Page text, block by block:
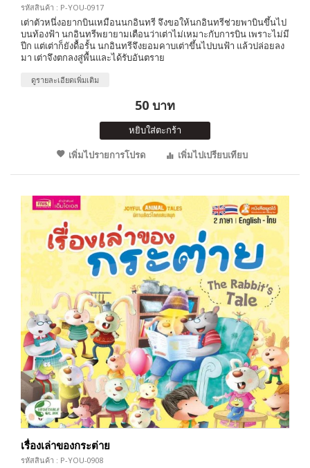
รหัสสินค้า : P-YOU-0917
เต่าตัวหนึ่งอยากบินเหมือนนกอินทรี จึงขอให้นกอินทรีช่วยพาบินขึ้นไป
บนท้องฟ้า นกอินทรีพยายามเตือนว่าเต่าไม่เหมาะกับการบิน เพราะไม่มี
ปีก แต่เต่าก็ยังดื้อรั้น นกอินทรีจึงยอมคาบเต่าขึ้นไปบนฟ้า แล้วปล่อยลง
มา เต่าจึงตกลงสู่พื้นและได้รับอันตราย
ดูรายละเอียดเพิ่มเติม
50 บาท
หยิบใส่ตะกร้า
เพิ่มไปรายการโปรด
เพิ่มไปเปรียบเทียบ
เรื่องเล่าของกระต่าย
รหัสสินค้า : P-YOU-0908